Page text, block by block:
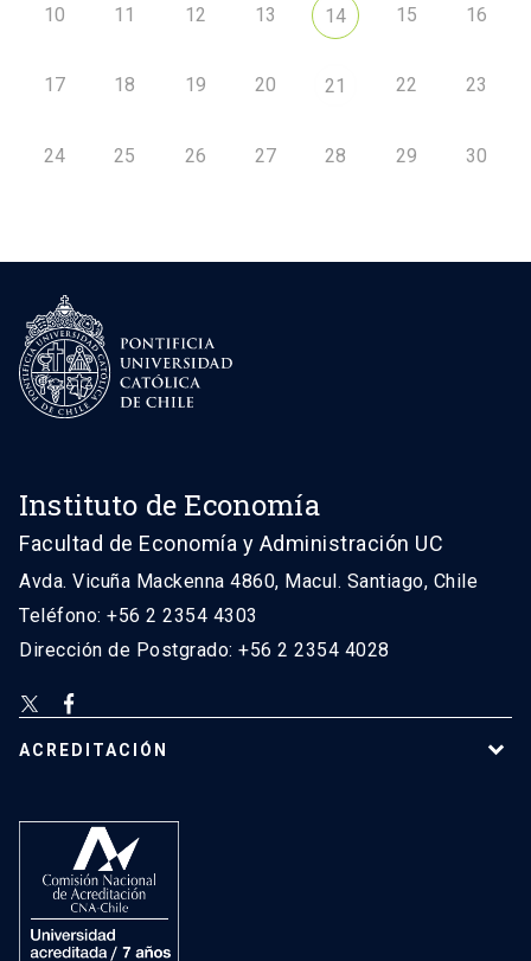
10 11 12 13 14 15 16
17 18 19 20 21 22 23
24 25 26 27 28 29 30
Instituto de Economía
Facultad de Economía y Administración UC
Avda. Vicuña Mackenna 4860, Macul. Santiago, Chile
Teléfono: +56 2 2354 4303
Dirección de Postgrado: +56 2 2354 4028
ACREDITACIÓN